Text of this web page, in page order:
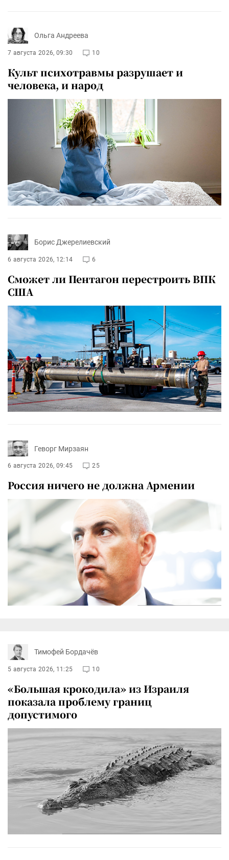
Ольга Андреева
7 августа 2026, 09:30 10
Культ психотравмы разрушает и
человека, и народ
Борис Джерелиевский
6 августа 2026, 12:14 6
Сможет ли Пентагон перестроить ВПК
США
Геворг Мирзаян
6 августа 2026, 09:45 25
Россия ничего не должна Армении
Тимофей Бордачёв
5 августа 2026, 11:25 10
«Большая крокодила» из Израиля
показала проблему границ
допустимого